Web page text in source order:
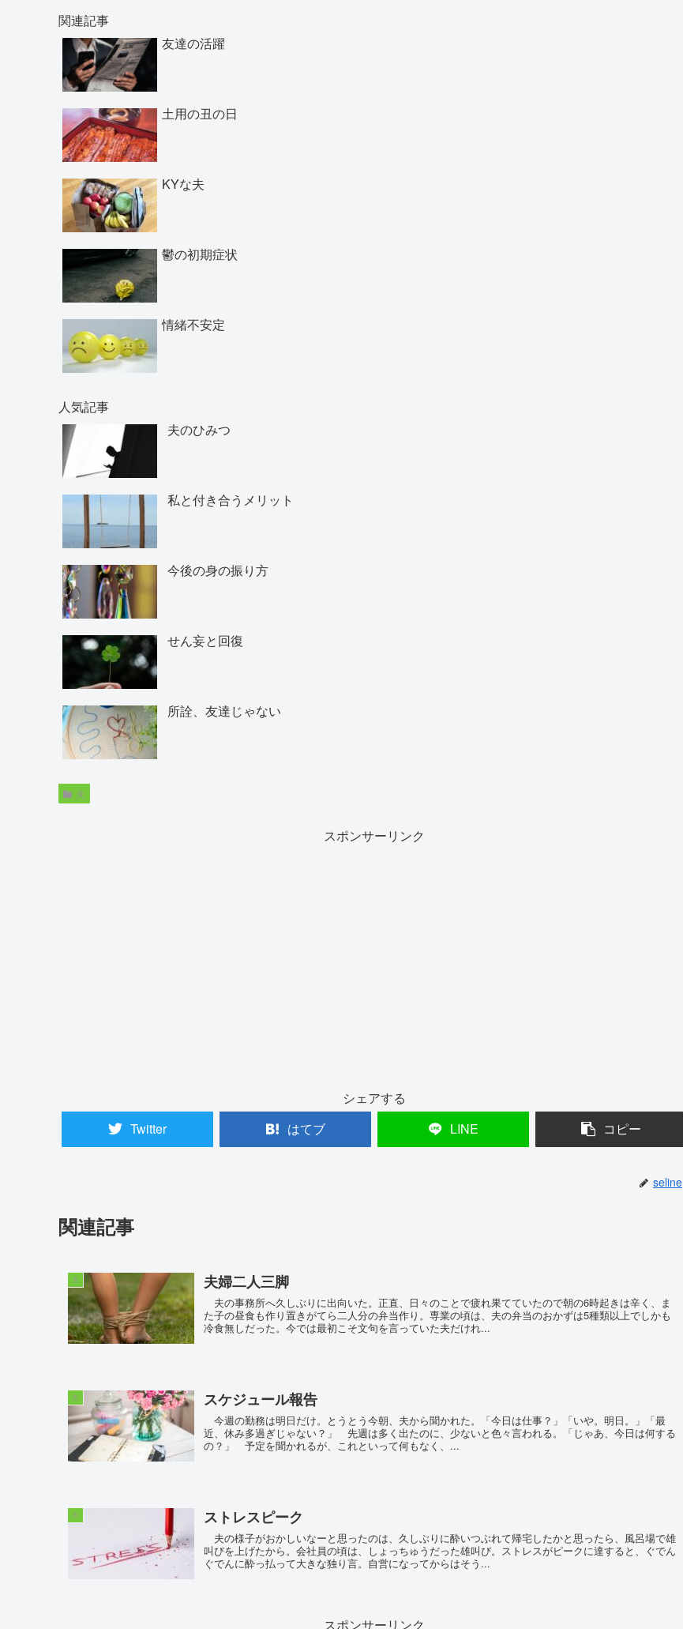
関連記事
友達の活躍
土用の丑の日
KYな夫
鬱の初期症状
情緒不安定
人気記事
夫のひみつ
私と付き合うメリット
今後の身の振り方
せん妄と回復
所詮、友達じゃない
夫
スポンサーリンク
シェアする
Twitter
はてブ LINE コピー
seline
関連記事
夫 夫婦二人三脚
夫の事務所へ久しぶりに出向いた。正直、日々のことで疲れ果てていたので朝の6時起きは辛く、ま
た子の昼食も作り置きがてら二人分の弁当作り。専業の頃は、夫の弁当のおかずは5種類以上でしかも
冷食無しだった。今では最初こそ文句を言っていた夫だけれ...
夫 スケジュール報告
今週の勤務は明日だけ。とうとう今朝、夫から聞かれた。「今日は仕事？」「いや。明日。」「最
近、休み多過ぎじゃない？」 先週は多く出たのに、少ないと色々言われる。「じゃあ、今日は何する
の？」 予定を聞かれるが、これといって何もなく、...
夫 ストレスピーク
夫の様子がおかしいなーと思ったのは、久しぶりに酔いつぶれて帰宅したかと思ったら、風呂場で雄
叫びを上げたから。会社員の頃は、しょっちゅうだった雄叫び。ストレスがピークに達すると、ぐでん
ぐでんに酔っ払って大きな独り言。自営になってからはそう...
スポンサーリンク